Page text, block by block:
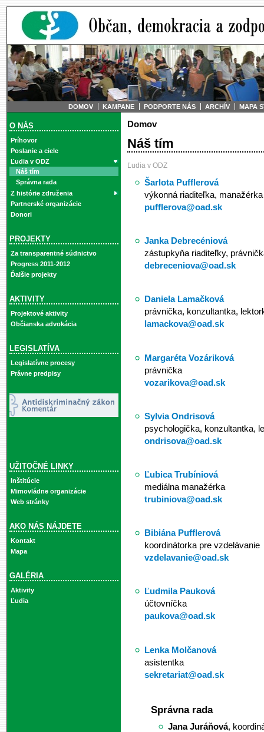
DOMOV KAMPANE PODPORTE NÁS ARCHÍV MAPA
O NÁS
Príhovor
Poslanie a ciele
Ľudia v ODZ
Náš tím
Správna rada
Z histórie združenia
Partnerské organizácie
Donori
PROJEKTY
Za transparentné súdnictvo
Progress 2011-2012
Ďalšie projekty
AKTIVITY
Projektové aktivity
Občianska advokácia
LEGISLATÍVA
Legislatívne procesy
Právne predpisy
UŽITOČNÉ LINKY
Inštitúcie
Mimovládne organizácie
Web stránky
AKO NÁS NÁJDETE
Kontakt
Mapa
GALÉRIA
Aktivity
Ľudia
Domov
Náš tím
Ľudia v ODZ
Šarlota Pufflerová
výkonná riaditeľka,
pufflerova@oad.sk
Janka Debrecéniová
zástupkyňa riaditeľky,
debreceniova@oad.sk
Daniela Lamačková
právnička, konzultantka,
lamackova@oad.sk
Margaréta Vozáriková
právnička
vozarikova@oad.sk
Sylvia Ondrisová
psychologička, konzultantka,
ondrisova@oad.sk
Ľubica Trubíniová
mediálna manažérka
trubiniova@oad.sk
Bibiána Pufflerová
koordinátorka pre vzdelávanie
vzdelavanie@oad.sk
Ľudmila Pauková
účtovníčka
paukova@oad.sk
Lenka Molčanová
asistentka
sekretariat@oad.sk
Správna rada
Jana Juráňová,